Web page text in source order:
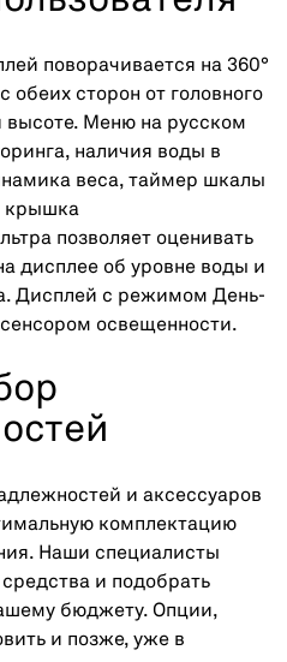
поворачивается на 360°
обеих сторон от головного
высоте. Меню на русском
наличия воды в
веса, таймер шкалы
крышка
позволяет оценивать
дисплее об уровне воды и
Дисплей с режимом День-
освещенности.
и аксессуаров
комплектацию
Наши специалисты
и подобрать
бюджету. Опции,
и позже, уже в